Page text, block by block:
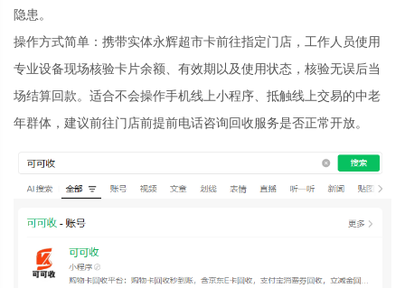
隐患。
操作方式简单：携带实体永辉超市卡前往指定门店，工作人员使用
专业设备现场核验卡片余额、有效期以及使用状态，核验无误后当
场结算回款。适合不会操作手机线上小程序、抵触线上交易的中老
年群体，建议前往门店前提前电话咨询回收服务是否正常开放。